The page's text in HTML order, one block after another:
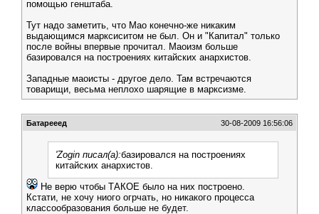
помощью генштаба.
Тут надо заметить, что Мао конечно-же никаким
выдающимся марксиситом не был. Он и "Капитал" только
после войны впервые прочитал. Маоизм больше
базировался на построениях китайских анархистов.
Западные маоисты - другое дело. Там встречаются
товарищи, весьма неплохо шарящие в марксизме.
Батарееед 30-08-2009 16:56:06
'Zogin писал(а):базировался на построениях
китайских анархистов.
Не верю чтобы ТАКОЕ было на них построено.
Кстати, не хочу ниого огрчать, но никакого процесса
классообразования больше не будет.